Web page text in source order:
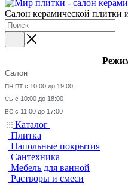
Салон керамической плитки
Салон
ПН-ПТ с 10:00 до 19:00
СБ с 10:00 до 18:00
ВС с 11:00 до 17:00
Каталог
Плитка
Напольные покрытия
Сантехника
Мебель для ванной
Растворы и смеси